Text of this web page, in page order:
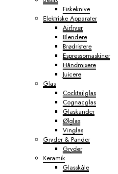
Fiskeknive
Elektriske Apparater
Airfryer
Blendere
Brødristere
Espressomaskiner
Håndmixere
Juicere
Glas
Cocktailglas
Cognacglas
Glaskander
Ølglas
Vinglas
Gryder & Pander
Gryder
Keramik
Glasskåle